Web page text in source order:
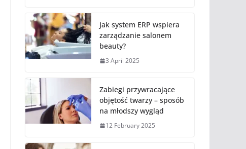
Jak system ERP wspiera
zarządzanie salonem
beauty?
3 April 2025
Zabiegi przywracające
objętość twarzy – sposób
na młodszy wygląd
12 February 2025